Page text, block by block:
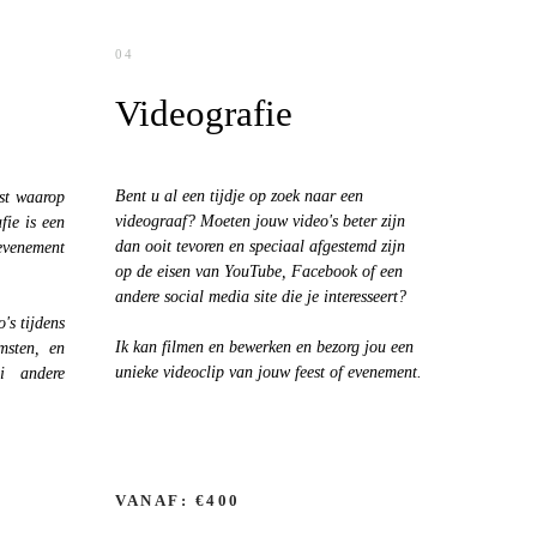
04
Videografie
Bent u al een tijdje op zoek naar een
videograaf? Moeten jouw video's beter zijn
dan ooit tevoren en speciaal afgestemd zijn
op de eisen van YouTube, Facebook of een
andere social media site die je interesseert?
Ik kan filmen en bewerken en bezorg jou een
unieke videoclip van jouw feest of evenement.
waarop
is een
tijdens
en
VANAF: €400